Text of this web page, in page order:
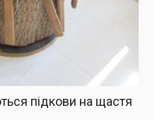
підкови на щастя